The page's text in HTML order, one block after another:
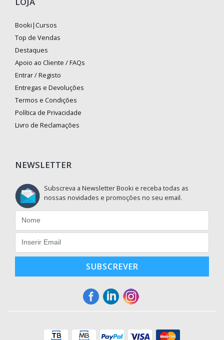
Booki|Cursos
Top de Vendas
Destaques
Apoio ao Cliente / FAQs
Entrar / Registo
Entregas e Devoluções
Termos e Condições
Política de Privacidade
Livro de Reclamações
NEWSLETTER
Subscreva a Newsletter Booki e receba todas as
nossas novidades e promoções no seu email.
SUBSCREVER